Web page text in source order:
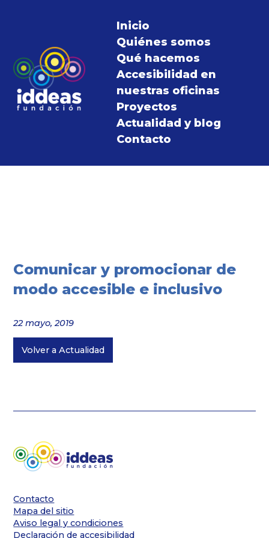
Inicio
Quiénes somos
Qué hacemos
Accesibilidad en
nuestras oficinas
Proyectos
Actualidad y blog
Contacto
Comunicar y promocionar de
modo accesible e inclusivo
22 mayo, 2019
Volver a Actualidad
Contacto
Mapa del sitio
Aviso legal y condiciones
Declaración de accesibilidad